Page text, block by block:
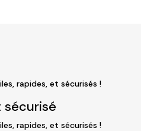
rapides, et sécurisés !
sécurisé
rapides, et sécurisés !